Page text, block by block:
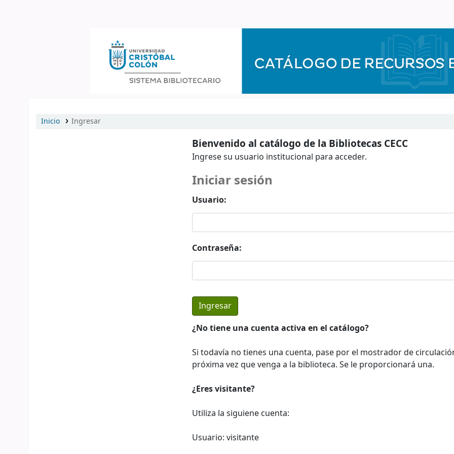
Inicio Ingresar
Bienvenido al catálogo de la Bibliotecas CECC
Ingrese su usuario institucional para acceder.
Iniciar sesión
Usuario:
Contraseña:
¿No tiene una cuenta activa en el catálogo?
Si todavía no tienes una cuenta, pase por el mostrador de
próxima vez que venga a la biblioteca. Se le proporcionará una.
¿Eres visitante?
Utiliza la siguiene cuenta:
Usuario: visitante